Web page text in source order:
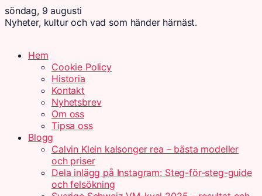
söndag, 9 augusti
Nyheter, kultur och vad som händer härnäst.
Hem
Cookie Policy
Historia
Kontakt
Nyhetsbrev
Om oss
Tipsa oss
Blogg
Calvin Klein kalsonger rea – bästa modeller
och priser
Dela inlägg på Instagram: Steg-för-steg-guide
och felsökning